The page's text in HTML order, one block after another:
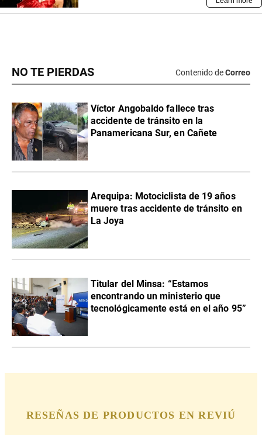
NO TE PIERDAS Contenido deCorreo
Víctor Angobaldo fallece tras
accidente de tránsito en la
Panamericana Sur, en Cañete
Arequipa: Motociclista de 19 años
muere tras accidente de tránsito en
La Joya
Titular del Minsa: “Estamos
encontrando un ministerio que
tecnológicamente está en el año 95”